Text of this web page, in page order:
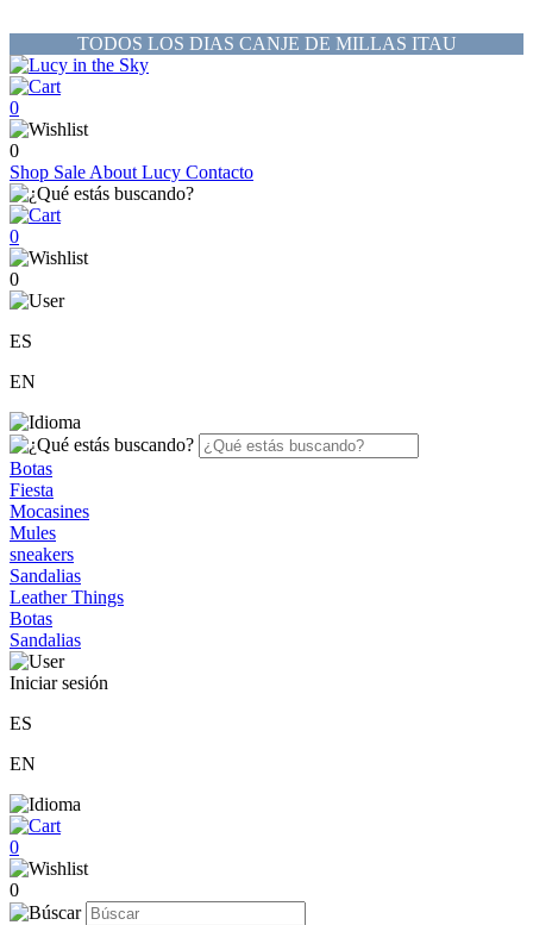
TODOS LOS DIAS CANJE DE MILLAS ITAU
0
0
Shop Sale About Lucy Contacto
0
0
ES
EN
Botas
Fiesta
Mocasines
Mules
sneakers
Sandalias
Leather Things
Botas
Sandalias
Iniciar sesión
ES
EN
0
0